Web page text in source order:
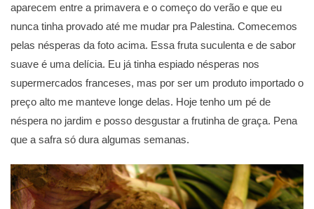
aparecem entre a primavera e o começo do verão e que eu
nunca tinha provado até me mudar pra Palestina. Comecemos
pelas nésperas da foto acima. Essa fruta suculenta e de sabor
suave é uma delícia. Eu já tinha espiado nésperas nos
supermercados franceses, mas por ser um produto importado o
preço alto me manteve longe delas. Hoje tenho um pé de
néspera no jardim e posso desgustar a frutinha de graça. Pena
que a safra só dura algumas semanas.